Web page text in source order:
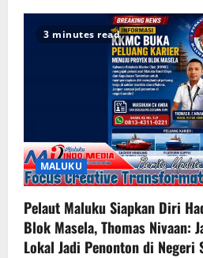
3 minutes read
MALUKU
Pelaut Maluku Siapkan Diri
Blok Masela, Thomas Nivaan:
Lokal Jadi Penonton di Negeri